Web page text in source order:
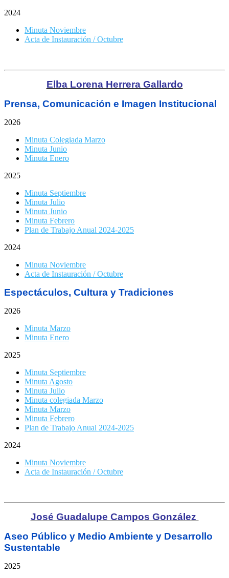
2024
Minuta Noviembre
Acta de Instauración / Octubre
Elba Lorena Herrera Gallardo
Prensa, Comunicación e Imagen Institucional
2026
Minuta Colegiada Marzo
Minuta Junio
Minuta Enero
2025
Minuta Septiembre
Minuta Julio
Minuta Junio
Minuta Febrero
Plan de Trabajo Anual 2024-2025
2024
Minuta Noviembre
Acta de Instauración / Octubre
Espectáculos, Cultura y Tradiciones
2026
Minuta Marzo
Minuta Enero
2025
Minuta Septiembre
Minuta Agosto
Minuta Julio
Minuta colegiada Marzo
Minuta Marzo
Minuta Febrero
Plan de Trabajo Anual 2024-2025
2024
Minuta Noviembre
Acta de Instauración / Octubre
José Guadalupe Campos González
Aseo Público y Medio Ambiente y Desarrollo
Sustentable
2025